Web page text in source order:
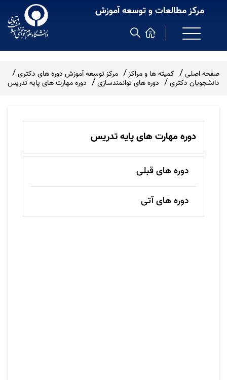
مرکز مطالعات و توسعه آموزش
صفحه اصلی کمیته ها و مراکز
مرکز توسعه آموزش دوره های دکتری
دانشجویان دکتری
دوره های توانمندسازی دوره مهارت های پایه تدریس
دوره مهارت های پایه تدریس
دوره های قبلی
دوره های آتی